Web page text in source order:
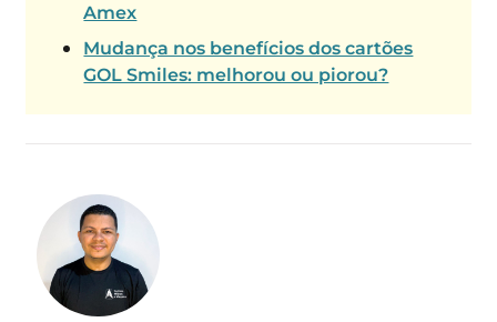
Amex
Mudança nos benefícios dos cartões
GOL Smiles: melhorou ou piorou?